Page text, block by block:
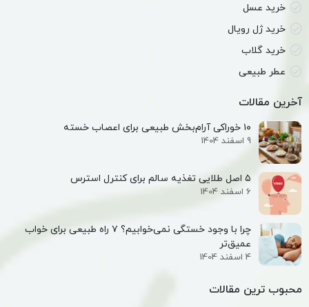
خرید عسل
خرید ژل رویال
خرید گلاب
عطر طبیعی
آخرین مقالات
۱۰ خوراکی آرام‌بخش طبیعی برای اعصاب خسته
9 اسفند 1404
۵ اصل طلایی تغذیه سالم برای کنترل استرس
6 اسفند 1404
چرا با وجود خستگی نمی‌خوابیم؟ ۷ راه طبیعی برای خواب
عمیق‌تر
4 اسفند 1404
محبوب ترین مقالات